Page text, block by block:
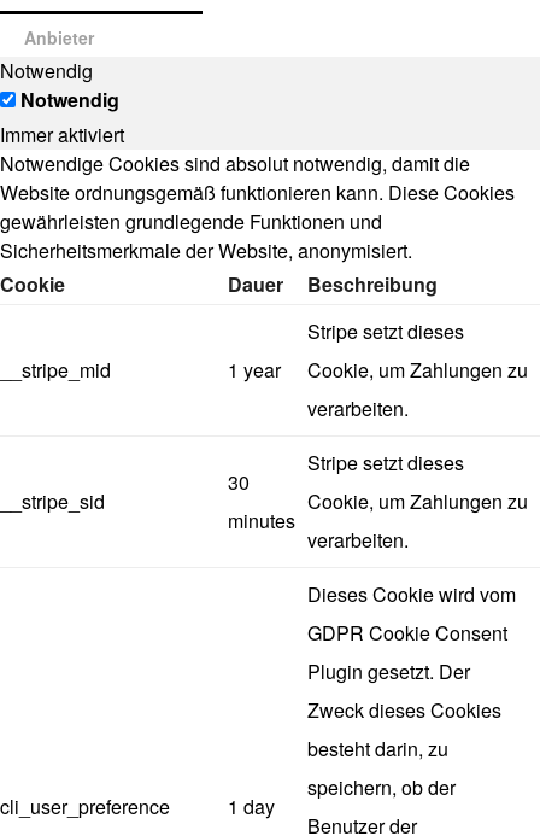
Anbieter
Notwendig
Notwendig
Immer aktiviert
Notwendige Cookies sind absolut notwendig, damit die
Website ordnungsgemäß funktionieren kann. Diese Cookies
gewährleisten grundlegende Funktionen und
Sicherheitsmerkmale der Website, anonymisiert.
Cookie
Dauer Beschreibung
__stripe_mid 1 year
Stripe setzt dieses
Cookie, um Zahlungen zu
verarbeiten.
__stripe_sid
30
minutes
Stripe setzt dieses
Cookie, um Zahlungen zu
verarbeiten.
cli_user_preference 1 day
Dieses Cookie wird vom
GDPR Cookie Consent
Plugin gesetzt. Der
Zweck dieses Cookies
besteht darin, zu
speichern, ob der
Benutzer der